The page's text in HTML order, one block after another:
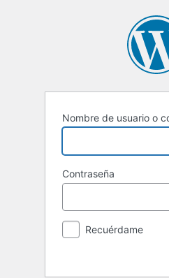
Nombre de usuario o
Contraseña
Recuérdame